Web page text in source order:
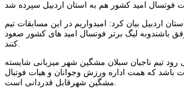
اردبیل بیان کرد: امیدواریم در این مسابقات تیم
باشندوبه لیگ برتر فوتسال امید های کشور صعود
تیم ناجیان سبلان مشگین شهر میزبانی شایسته
باشد که همت اداره ورزش وجوانان و هیات فوتبال